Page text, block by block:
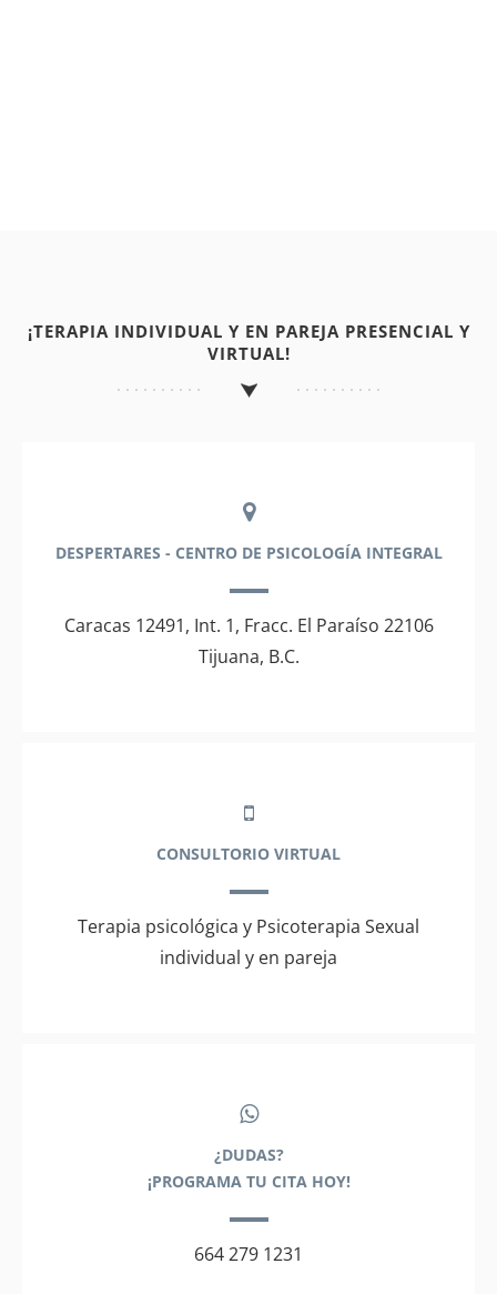
¡TERAPIA INDIVIDUAL Y EN PAREJA PRESENCIAL Y
VIRTUAL!
DESPERTARES - CENTRO DE PSICOLOGÍA INTEGRAL
Caracas 12491, Int. 1, Fracc. El Paraíso 22106
Tijuana, B.C.
CONSULTORIO VIRTUAL
Terapia psicológica y Psicoterapia Sexual
individual y en pareja
¿DUDAS?
¡PROGRAMA TU CITA HOY!
664 279 1231